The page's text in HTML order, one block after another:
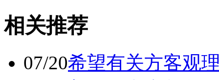
相关推荐
07/20希望有关方客观